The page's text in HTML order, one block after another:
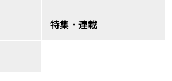
特集・連載